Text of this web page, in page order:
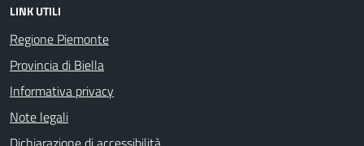
LINK UTILI
Regione Piemonte
Provincia di Biella
Informativa privacy
Note legali